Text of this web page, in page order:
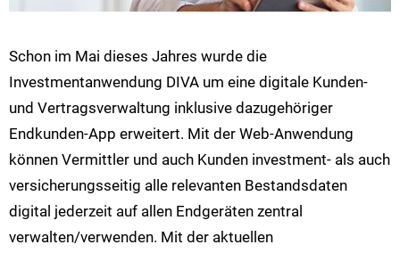
Schon im Mai dieses Jahres wurde die
Investmentanwendung DIVA um eine digitale Kunden-
und Vertragsverwaltung inklusive dazugehöriger
Endkunden-App erweitert. Mit der Web-Anwendung
können Vermittler und auch Kunden investment- als auch
versicherungsseitig alle relevanten Bestandsdaten
digital jederzeit auf allen Endgeräten zentral
verwalten/verwenden. Mit der aktuellen